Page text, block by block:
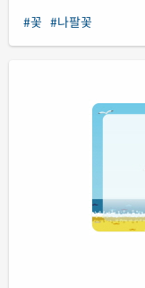
#꽃 #나팔꽃